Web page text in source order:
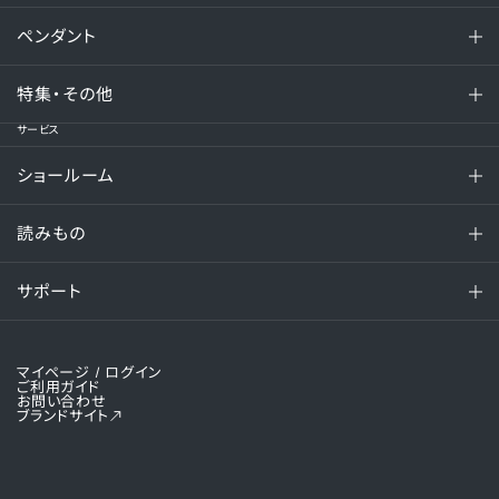
ペンダント
特集・その他
サービス
ショールーム
読みもの
サポート
マイページ / ログイン
ご利用ガイド
お問い合わせ
ブランドサイト